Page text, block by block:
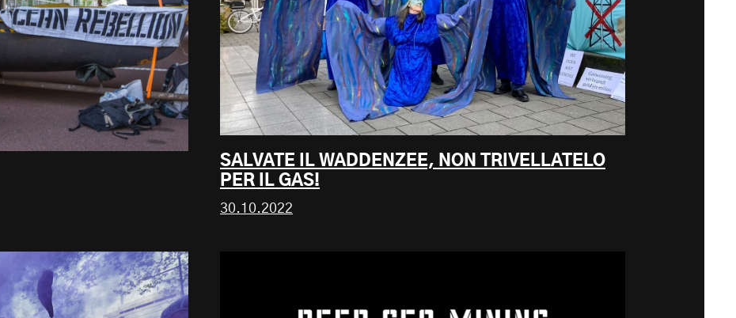
SALVATE IL WADDENZEE, NON TRIVELLATELO
PER IL GAS!
30.10.2022